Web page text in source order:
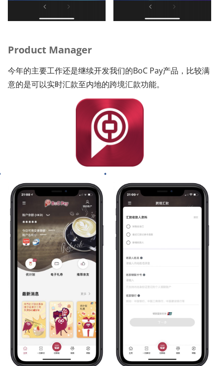
Product Manager
今年的主要工作还是继续开发我们的BoC Pay产品，比较满
意的是可以实时汇款至内地的跨境汇款功能。